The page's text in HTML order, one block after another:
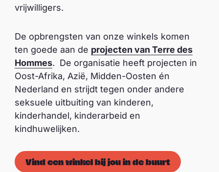
vrijwilligers.
De opbrengsten van onze winkels komen
ten goede aan de projecten van Terre des
Hommes. De organisatie heeft projecten in
Oost-Afrika, Azië, Midden-Oosten én
Nederland en strijdt tegen onder andere
seksuele uitbuiting van kinderen,
kinderhandel, kinderarbeid en
kindhuwelijken.
Vind een winkel bij jou in de buurt